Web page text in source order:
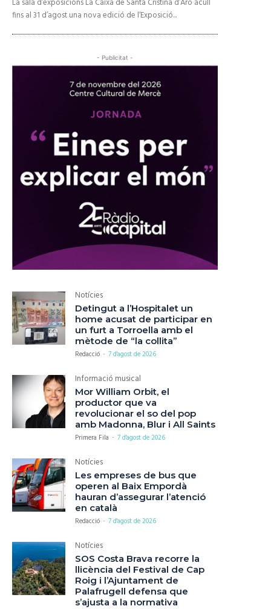
fins al 31 d’agost una nova edició de l’Exposició...
- Publicitat -
Notícies
Detingut a l’Hospitalet un
home acusat de participar en
un furt a Torroella amb el
mètode de “la collita”
Redacció - 7 d'agost de 2026
Informació musical
Mor William Orbit, el
productor que va
revolucionar el so del pop
amb Madonna, Blur i All Saints
Primera Fila - 7 d'agost de 2026
Notícies
Les empreses de bus que
operen al Baix Empordà
hauran d’assegurar l’atenció
en català
Redacció - 7 d'agost de 2026
Notícies
SOS Costa Brava recorre la
llicència del Festival de Cap
Roig i l’Ajuntament de
Palafrugell defensa que
s’ajusta a la normativa